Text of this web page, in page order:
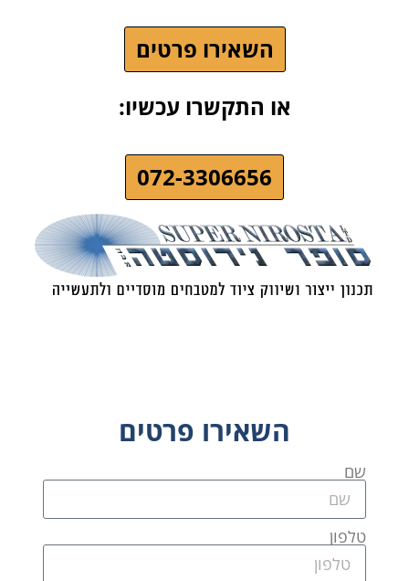
השאירו פרטים
או התקשרו עכשיו:
072-3306656
השאירו פרטים
שם
טלפון